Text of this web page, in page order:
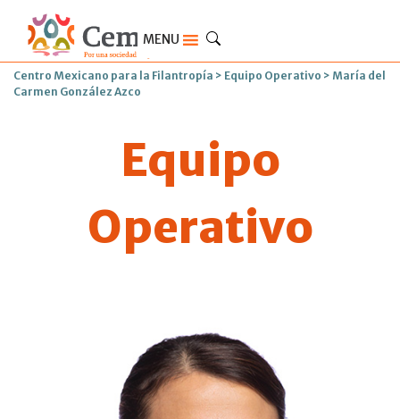
MENU
Centro Mexicano para la Filantropía > Equipo Operativo > María del
Carmen González Azco
Equipo
Operativo